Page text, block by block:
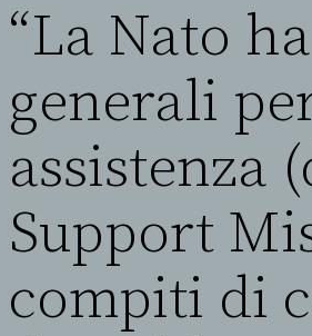
“La Nato
generali
assistenza
Support
compiti di